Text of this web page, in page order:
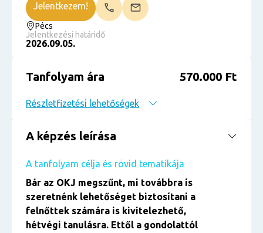
Pécs
Jelentkezési határidő
2026.09.05.
Jelentkezem!
Tanfolyam ára 570.000 Ft
Részletfizetési lehetőségek
A képzés leírása
A tanfolyam célja és rövid tematikája
Bár az OKJ megszűnt, mi továbbra is
szeretnénk lehetőséget biztosítani a
felnőttek számára is kivitelezhető,
hétvégi tanulásra. Ettől a gondolattól